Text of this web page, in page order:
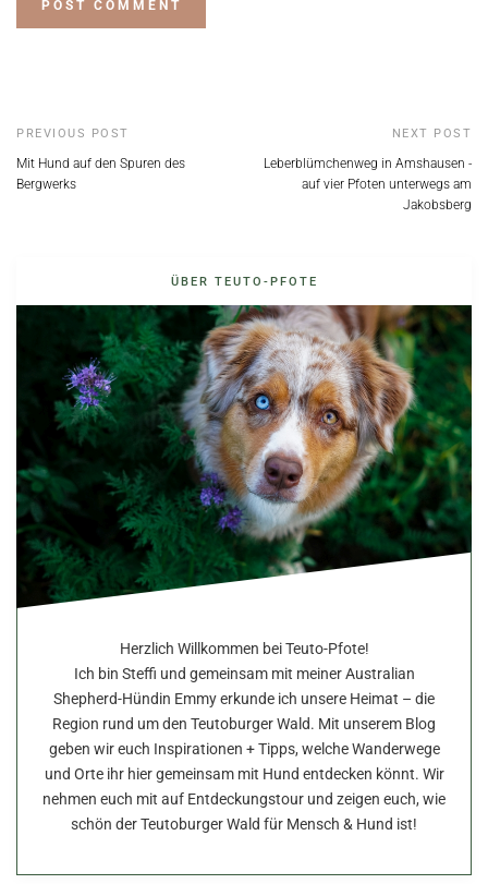
PREVIOUS POST
Mit Hund auf den Spuren des
Bergwerks
NEXT POST
Leberblümchenweg in Amshausen -
auf vier Pfoten unterwegs am
Jakobsberg
ÜBER TEUTO-PFOTE
Herzlich Willkommen bei Teuto-Pfote!
Ich bin Steffi und gemeinsam mit meiner Australian
Shepherd-Hündin Emmy erkunde ich unsere Heimat – die
Region rund um den Teutoburger Wald. Mit unserem Blog
geben wir euch Inspirationen + Tipps, welche Wanderwege
und Orte ihr hier gemeinsam mit Hund entdecken könnt. Wir
nehmen euch mit auf Entdeckungstour und zeigen euch, wie
schön der Teutoburger Wald für Mensch & Hund ist!